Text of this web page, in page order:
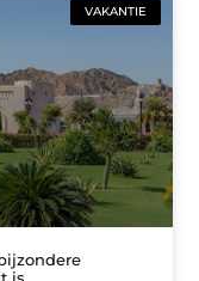
VAKANTIE